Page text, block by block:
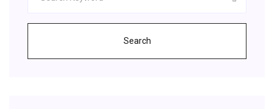
Search